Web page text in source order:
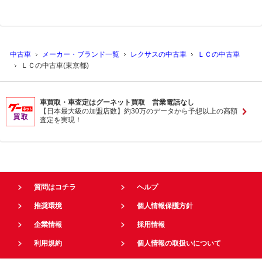
中古車 メーカー・ブランド一覧 レクサスの中古車
ＬＣの中古車
ＬＣの中古車(東京都)
車買取・車査定はグーネット買取 営業電話なし
【日本最大級の加盟店数】約30万のデータから予想以上の高額
査定を実現！
質問はコチラ ヘルプ
推奨環境 個人情報保護方針
企業情報 採用情報
利用規約 個人情報の取扱いについて